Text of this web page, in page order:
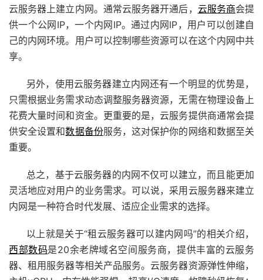
云服务器上建立内网。通常云服务器开通后， 云服务商会提
供一个公网IP，一个内网IP。通过内网IP，用户可以创建自
己的内网环境。用户可以控制哪些资源可以在这个内网中共
享。
另外，使用云服务器建立内网还有一个明显的优势是，
只需根据业务需求动态调整服务器资源，无需在物理设备上
花费大量时间和资金。更重要的是，云服务提供商通常会提
供安全设置和数据备份服务，这对保护你的网络和数据至关
重要。
总之，基于云服务器的内网不仅可以建立，而且能更加
灵活地应对用户的业务需求。可以说，采用云服务器来建立
内网是一种符合时代发展、适应企业需求的选择。
以上就是关于“租云服务器可以建内网吗”的相关介绍，
西部数码是20余老牌域名空间服务商，提供丰富的云服务
器、租用服务器等相关产品服务。 云服务器资源弹性伸缩，